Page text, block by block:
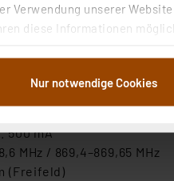
Verwendung unserer
diese Informationen
für die
DSG-VO) zu. Eine
oder teilweise zustimmen.
oder widerrufen. Die
Nur notwendige Cookies
500 mA
MHz / 869,4–869,65 MHz
(Freifeld)